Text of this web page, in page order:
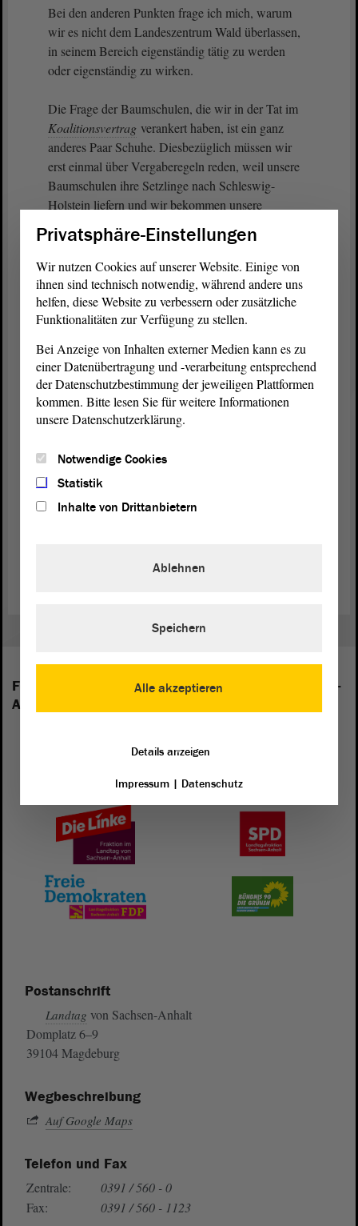
Bei den anderen Punkten frage ich mich, warum
wir es nicht dem Landeszentrum Wald überlassen,
in seinem Bereich eigenständig tätig zu werden
oder eigenständig zu wirken.
Die Frage der Baumschulen, die wir in der Tat im
Koalitionsvertrag verankert haben, ist ein ganz
anderes Paar Schuhe. Diesbezüglich müssen wir
erst einmal über Vergaberegeln reden, weil unsere
Baumschulen ihre Setzlinge nach Schleswig-
Holstein liefern und wir bekommen unsere
so glaube ich, nicht das, was wir ursprünglich
wollten. An dieser Stelle haben wir viel
Diskussionsbedarf.
Da wir uns in den Haushaltsverhandlungen
Überweisung an den federführendenAusschussfür
Landwirtschaft, Ernährung und Forsten und den
begleitendenAusschussfür Finanzen. Vielen
Dank.
(Zustimmung bei der SPD)
Folgende Fraktionen sind im Landtag von Sachsen-
Anhalt vertreten:
Postanschrift
Landtag von Sachsen-Anhalt
Domplatz 6–9
39104 Magdeburg
Wegbeschreibung
Auf Google Maps
Telefon und Fax
Zentrale:
0391 / 560 - 0
Fax:
0391 / 560 - 1123
Privatsphäre-Einstellungen
Wir nutzen Cookies auf unserer Website. Einige von
ihnen sind technisch notwendig, während andere uns
helfen, diese Website zu verbessern oder zusätzliche
Funktionalitäten zur Verfügung zu stellen.
Bei Anzeige von Inhalten externer Medien kann es zu
einer Datenübertragung und -verarbeitung entsprechend
der Datenschutzbestimmung der jeweiligen Plattformen
kommen. Bitte lesen Sie für weitere Informationen
unsere Datenschutzerklärung.
Notwendige Cookies
Statistik
Inhalte von Drittanbietern
Alle akzeptieren
Ablehnen
Speichern
Details anzeigen
Impressum| Datenschutz